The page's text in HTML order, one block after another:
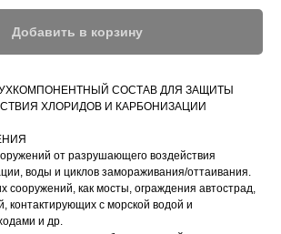
Добавить в корзину
СОСТАВ ДЛЯ ЗАЩИТЫ
ХЛОРИДОВ И КАРБОНИЗАЦИИ
от разрушающего воздействия
воды и циклов замораживания/оттаивания.
сооружений, как мосты, ограждения автострад,
контактирующих с морской водой и
и др.